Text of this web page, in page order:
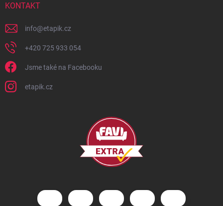
KONTAKT
info@etapik.cz
+420 725 933 054
Jsme také na Facebooku
etapik.cz